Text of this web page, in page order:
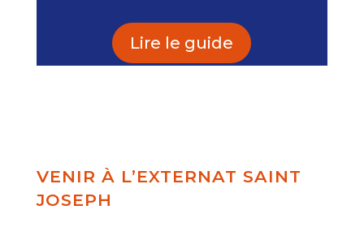
Lire le guide
VENIR À L’EXTERNAT SAINT
JOSEPH